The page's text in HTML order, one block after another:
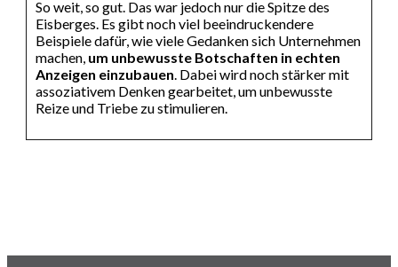
So weit, so gut. Das war jedoch nur die Spitze des
Eisberges. Es gibt noch viel beeindruckendere
Beispiele dafür, wie viele Gedanken sich Unternehmen
machen, um unbewusste Botschaften in echten
Anzeigen einzubauen . Dabei wird noch stärker mit
assoziativem Denken gearbeitet, um unbewusste
Reize und Triebe zu stimulieren.